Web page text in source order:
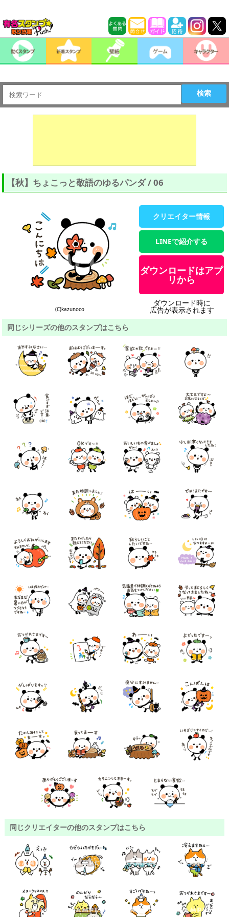
検索
【秋】ちょこっと敬語のゆるパンダ / 06
(C)kazunoco
クリエイター情報
LINEで紹介する
ダウンロードはアプ
リから
ダウンロード時に
広告が表示されます
同じシリーズの他のスタンプはこちら
同じクリエイターの他のスタンプはこちら